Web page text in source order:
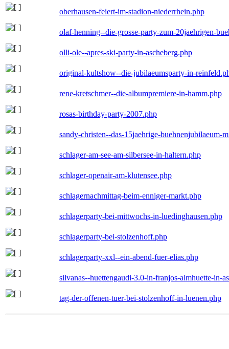
oberhausen-feiert-im-stadion-niederrhein.php
olaf-henning--die-grosse-party-zum-20jaehrigen-
olli-ole--apres-ski-party-in-ascheberg.php
original-kultshow--die-jubilaeumsparty-in-
rene-kretschmer--die-albumpremiere-in-hamm.php
rosas-birthday-party-2007.php
sandy-christen--das-15jaehrige-buehnenjubilaeum-
schlager-am-see-am-silbersee-in-haltern.php
schlager-openair-am-klutensee.php
schlagernachmittag-beim-enniger-markt.php
schlagerparty-bei-mittwochs-in-luedinghausen.php
schlagerparty-bei-stolzenhoff.php
schlagerparty-xxl--ein-abend-fuer-elias.php
silvanas--huettengaudi-3.0-in-franjos-almhuette-in-
tag-der-offenen-tuer-bei-stolzenhoff-in-luenen.php